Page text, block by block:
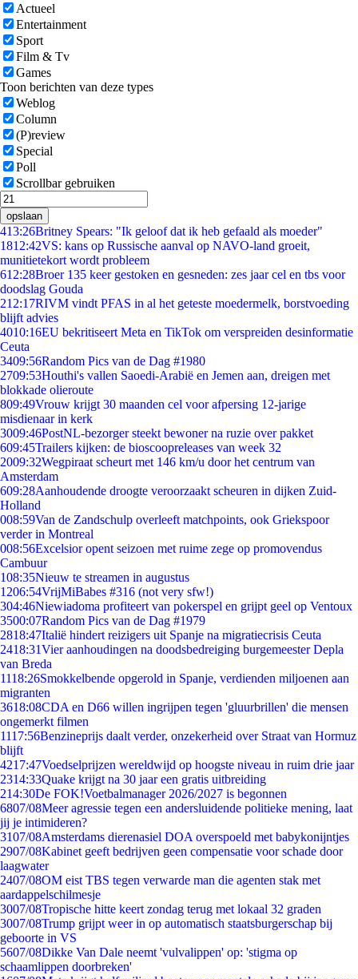
Actueel
Entertainment
Sport
Film & Tv
Games
Toon berichten van deze types
Weblog
Column
(P)review
Special
Poll
Scrollbar gebruiken
opslaan
413:26Britney Spears: "Ik geloof dat ik heb gefaald als moeder"
1812:42VS: kans op Russische aanval op NAVO-land groeit,
munitietekort wordt probleem
612:28Broer 135 keer gestoken en gesneden: zes jaar cel en tbs voor
doodslag Gouda
212:17RIVM vindt PFAS in al het geteste moedermelk, borstvoeding
blijft advies
4010:16EU bekritiseert Meta en TikTok om verspreiden desinformatie
Ceuta
3409:56Random Pics van de Dag #1980
2709:53Houthi's vallen Saoedi-Arabië en Jemen aan, dreigen met
blokkade olieroute
809:49Vrouw krijgt 30 maanden cel voor afpersing 12-jarige
misdienaar in kerk
3009:46PostNL-bezorger steekt bewoner na ruzie over pakket
609:45Trailers kijken: de bioscoopreleases van week 32
2009:32Wegpiraat scheurt met 146 km/u door het centrum van
Amsterdam
609:28Aanhoudende droogte veroorzaakt scheuren in dijken Zuid-
Holland
008:59Van de Zandschulp overleeft matchpoints, ook Griekspoor
verder in Montreal
008:56Excelsior opent seizoen met ruime zege op promovendus
Cambuur
108:35Nieuw te streamen in augustus
1206:54VrijMiBabes #316 (not very sfw!)
304:46Niewiadoma profiteert van pokerspel en grijpt geel op Ventoux
3500:07Random Pics van de Dag #1979
2818:47Italië hindert reizigers uit Spanje na migratiecrisis Ceuta
2418:31Vier aanhoudingen na doodsbedreiging burgemeester Depla
van Breda
1118:26Smokkelbende opgerold in Spanje, verdienden miljoenen aan
migranten
3618:08CDA en D66 willen ingrijpen tegen 'gluurbrillen' die mensen
ongemerkt filmen
1117:56Benzineprijs daalt verder, onzekerheid over Straat van Hormuz
blijft
4217:47Voedselprijzen wereldwijd op hoogste niveau in ruim drie jaar
2314:33Quake krijgt na 30 jaar een gratis uitbreiding
214:30De FOK!Voetbalmanager 2026/2027 is begonnen
6807/08Meer agressie tegen een andersluidende politieke mening, laat
jij je intimideren?
3107/08Amsterdams dierenasiel DOA overspoeld met babykonijntjes
2907/08Kabinet geeft bedrijven geen compensatie voor schade door
laagwater
2407/08OM eist TBS tegen verwarde man die agenten stak met
aardappelschilmesje
3007/08Tropische hitte keert zondag terug met lokaal 32 graden
3007/08Trump grijpt weer in op automatisch staatsburgerschap bij
geboorte in VS
5607/08Dikke Van Dale neemt 'vulvalippen' op: 'stigma op
schaamlippen doorbreken'